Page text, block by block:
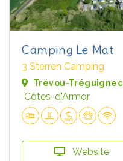
Camping Le Mat
3 Sterren Camping
Trévou-Tréguignec
Côtes-d'Armor
Website